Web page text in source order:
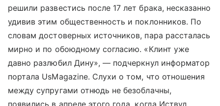
решили развестись после 17 лет брака, несказанно
удивив этим общественность и поклонников. По
словам достоверных источников, пара рассталась
мирно и по обоюдному согласию. «Клинт уже
давно разлюбил Дину», — подчеркнул информатор
портала UsMagazine. Слухи о том, что отношения
между супругами отнюдь не безоблачны,